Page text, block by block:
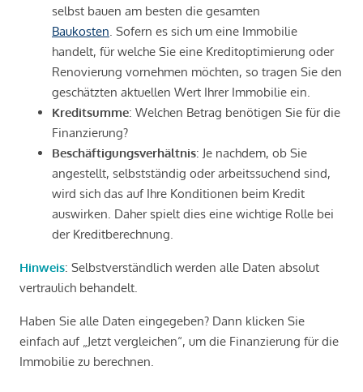
selbst bauen am besten die gesamten
Baukosten . Sofern es sich um eine Immobilie
handelt, für welche Sie eine Kreditoptimierung oder
Renovierung vornehmen möchten, so tragen Sie den
geschätzten aktuellen Wert Ihrer Immobilie ein.
Kreditsumme: Welchen Betrag benötigen Sie für die
Finanzierung?
Beschäftigungsverhältnis: Je nachdem, ob Sie
angestellt, selbstständig oder arbeitssuchend sind,
wird sich das auf Ihre Konditionen beim Kredit
auswirken. Daher spielt dies eine wichtige Rolle bei
der Kreditberechnung.
Hinweis: Selbstverständlich werden alle Daten absolut
vertraulich behandelt.
Haben Sie alle Daten eingegeben? Dann klicken Sie
einfach auf „Jetzt vergleichen“, um die Finanzierung für die
Immobilie zu berechnen.